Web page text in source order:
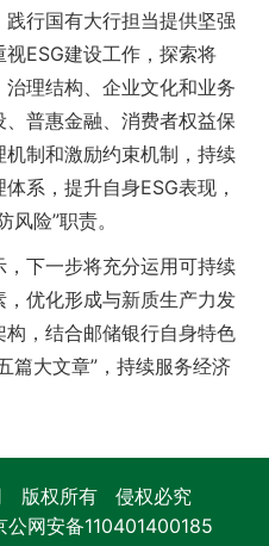
行国有大行担当提供坚强
ESG建设工作，探索将
理结构、企业文化和业务
普惠金融、消费者权益保
制和激励约束机制，持续
系，提升自身ESG表现，
险”职责。
下一步将充分运用可持续
优化形成与新质生产力发
，结合邮储银行自身特色
篇大文章”，持续服务经济
版权所有 侵权必究
网安备110401400185